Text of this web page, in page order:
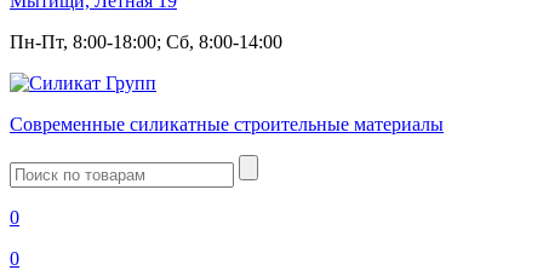
Пн-Пт, 8:00-18:00; Сб, 8:00-14:00
Современные силикатные строительные материалы
Введите
запрос
0
0